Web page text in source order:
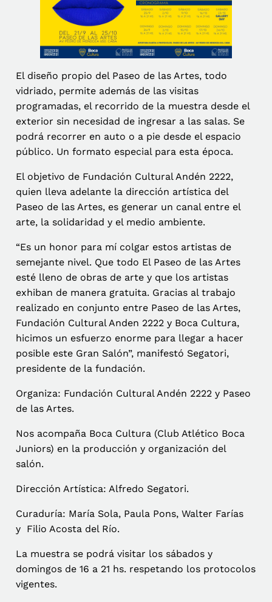
El diseño propio del Paseo de las Artes, todo
vidriado, permite además de las visitas
programadas, el recorrido de la muestra desde el
exterior sin necesidad de ingresar a las salas. Se
podrá recorrer en auto o a pie desde el espacio
público. Un formato especial para esta época.
El objetivo de Fundación Cultural Andén 2222,
quien lleva adelante la dirección artística del
Paseo de las Artes, es generar un canal entre el
arte, la solidaridad y el medio ambiente.
“Es un honor para mí colgar estos artistas de
semejante nivel. Que todo El Paseo de las Artes
esté lleno de obras de arte y que los artistas
exhiban de manera gratuita. Gracias al trabajo
realizado en conjunto entre Paseo de las Artes,
Fundación Cultural Anden 2222 y Boca Cultura,
hicimos un esfuerzo enorme para llegar a hacer
posible este Gran Salón”, manifestó Segatori,
presidente de la fundación.
Organiza: Fundación Cultural Andén 2222 y Paseo
de las Artes.
Nos acompaña Boca Cultura (Club Atlético Boca
Juniors) en la producción y organización del
salón.
Dirección Artística: Alfredo Segatori.
Curaduría: María Sola, Paula Pons, Walter Farías
y Filio Acosta del Río.
La muestra se podrá visitar los sábados y
domingos de 16 a 21 hs. respetando los protocolos
vigentes.